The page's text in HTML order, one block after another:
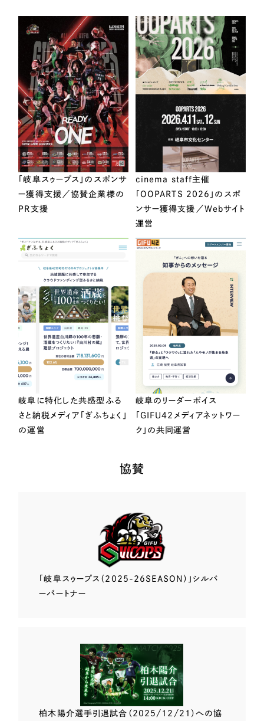
「岐阜スゥープス」のスポンサ
ー獲得支援／協賛企業様の
PR支援
cinema staff主催
「OOPARTS 2026」のスポ
ンサー獲得支援／Webサイト
運営
岐阜に特化した共感型ふる
さと納税メディア「ぎふちょく」
の運営
岐阜のリーダーボイス
「GIFU42メディアネットワー
ク」の共同運営
協賛
「岐阜スゥープス （2025-26SEASON）」 シルバ
ーパートナー
柏木陽介選手引退試合（2025/12/21）への協